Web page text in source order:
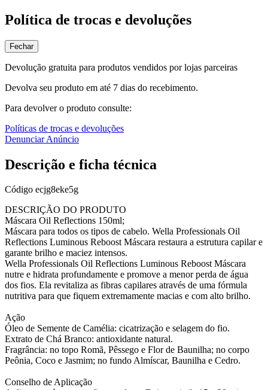
Política de trocas e devoluções
Fechar
Devolução gratuita para produtos vendidos por lojas parceiras
Devolva seu produto em até 7 dias do recebimento.
Para devolver o produto consulte:
Políticas de trocas e devoluções
Denunciar Anúncio
Descrição e ficha técnica
Código ecjg8eke5g
DESCRIÇÃO DO PRODUTO
Máscara Oil Reflections 150ml;
Máscara para todos os tipos de cabelo. Wella Professionals Oil
Reflections Luminous Reboost Máscara restaura a estrutura capilar e
garante brilho e maciez intensos.
Wella Professionals Oil Reflections Luminous Reboost Máscara
nutre e hidrata profundamente e promove a menor perda de água
dos fios. Ela revitaliza as fibras capilares através de uma fórmula
nutritiva para que fiquem extremamente macias e com alto brilho.
Ação
Óleo de Semente de Camélia: cicatrização e selagem do fio.
Extrato de Chá Branco: antioxidante natural.
Fragrância: no topo Romã, Pêssego e Flor de Baunilha; no corpo
Peônia, Coco e Jasmim; no fundo Almíscar, Baunilha e Cedro.
Conselho de Aplicação